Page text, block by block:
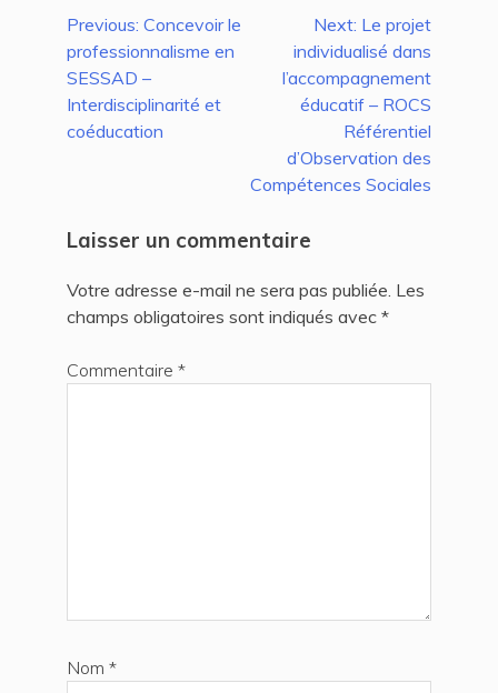
Navigation
de
l’article
Previous: Concevoir le
professionnalisme en
SESSAD –
Interdisciplinarité et
coéducation
Next: Le projet
individualisé dans
l’accompagnement
éducatif – ROCS
Référentiel
d’Observation des
Compétences Sociales
Laisser un commentaire
Votre adresse e-mail ne sera pas publiée. Les
champs obligatoires sont indiqués avec *
Commentaire *
Nom *